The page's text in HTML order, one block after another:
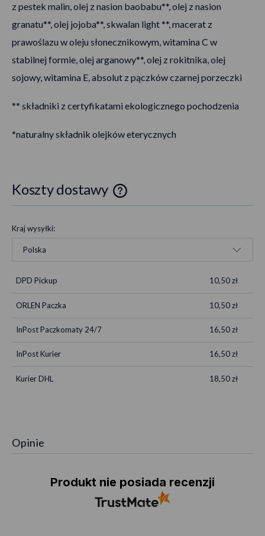
z pestek malin, olej z nasion baobabu**, olej z nasion
granatu**, olej jojoba**, skwalan light **, macerat z
prawoślazu w oleju słonecznikowym, witamina C w
stabilnej formie, olej arganowy**, olej z rokitnika, olej
sojowy, witamina E, absolut z pączków czarnej porzeczki
** składniki z certyfikatami ekologicznego pochodzenia
*naturalny składnik olejków eterycznych
Koszty dostawy
Cena nie zawiera ewentualnych kosztów płatności
Kraj wysyłki:
DPD Pickup 10,50 zł
ORLEN Paczka 10,50 zł
InPost Paczkomaty 24/7 16,50 zł
InPost Kurier 16,50 zł
Kurier DHL 18,50 zł
Opinie
Produkt nie posiada recenzji